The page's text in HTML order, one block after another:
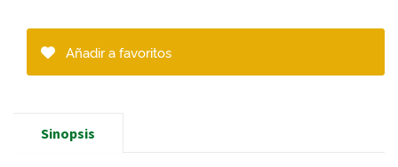
Añadir a favoritos
Sinopsis